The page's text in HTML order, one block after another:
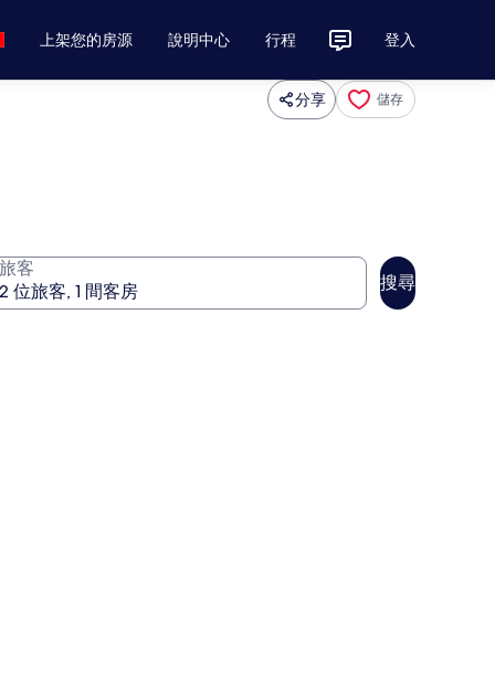
上架您的房源 說明中心 行程 登入
分享 儲存
旅客
搜尋